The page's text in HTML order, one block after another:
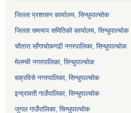
जिल्ला प्रशासन कार्यालय, सिन्धुपाल्चोक
जिल्ला समन्वय समितिको कार्यालय, सिन्धुपाल्चोक
चौतारा साँगाचोकगढी नगरपालिका, सिन्धुपाल्चोक
मेलम्ची नगरपालिका, सिन्धुपाल्चोक
बाह्रविसे नगरपालिका, सिन्धुपाल्चोक
इन्द्रावती गाउँपालिका, सिन्धुपाल्चोक
जुगल गाउँपालिका, सिन्धुपाल्चोक